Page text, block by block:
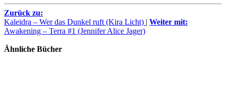
Zurück zu:
Kaleidra – Wer das Dunkel ruft (Kira Licht) | Weiter mit:
Awakening – Terra #1 (Jennifer Alice Jager)
Ähnliche Bücher